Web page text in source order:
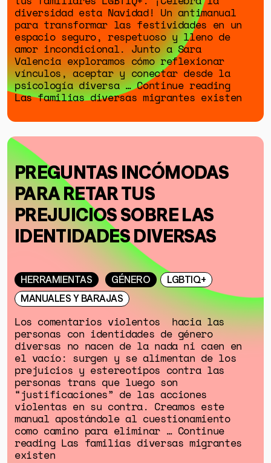
diversidad esta Navidad! Un antimanual
para transformar las festividades en un
espacio seguro, respetuoso y lleno de
amor incondicional. Junto a Sara
Valencia exploramos cómo reflexionar
vínculos, aceptar y conectar desde la
psicología diversa … Continue reading
Las familias diversas migrantes existen
PREGUNTAS INCÓMODAS
PARA RETAR TUS
PREJUICIOS SOBRE LAS
IDENTIDADES DIVERSAS
HERRAMIENTAS GÉNERO
LGBTIQ+
MANUALES Y BARAJAS
Los comentarios violentos hacia las
personas con identidades de género
diversas no nacen de la nada ni caen en
el vacío: surgen y se alimentan de los
prejuicios y estereotipos contra las
personas trans que luego son
“justificaciones” de las acciones
violentas en su contra. Creamos este
manual apostándole al cuestionamiento
como camino para eliminar … Continue
reading Las familias diversas migrantes
existen